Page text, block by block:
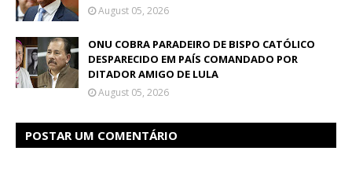
August 05, 2026
ONU COBRA PARADEIRO DE BISPO CATÓLICO
DESPARECIDO EM PAÍS COMANDADO POR
DITADOR AMIGO DE LULA
August 05, 2026
POSTAR UM COMENTÁRIO